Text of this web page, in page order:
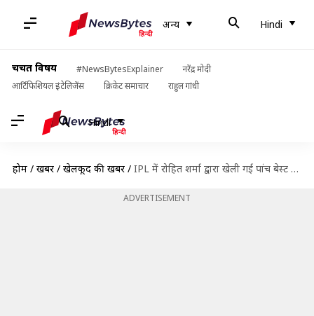
अन्य Hindi
चर्चित विषय #NewsBytesExplainer
नरेंद्र मोदी
आर्टिफिशियल इंटेलिजेंस
क्रिकेट समाचार राहुल गांधी
Hindi
होम / खबरें / खेलकूद की खबरें / IPL में रोहित शर्मा द्वारा खेली गई पांच बेस्ट पारियों पर एक नजर
ADVERTISEMENT